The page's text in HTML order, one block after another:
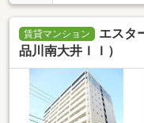
賃貸マンション
エスタ
品川南大井ＩＩ）